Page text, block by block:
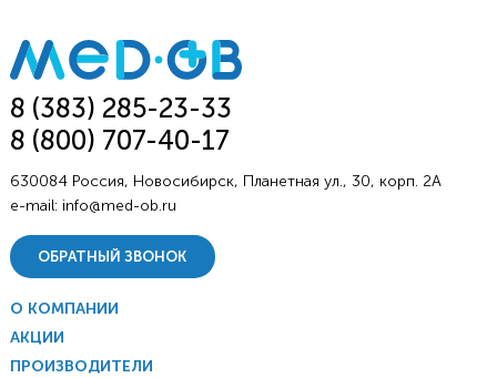
8 (383) 285-23-33
8 (800) 707-40-17
630084 Россия, Новосибирск, Планетная ул., 30, корп. 2А
e-mail: info@med-ob.ru
ОБРАТНЫЙ ЗВОНОК
О КОМПАНИИ
АКЦИИ
ПРОИЗВОДИТЕЛИ